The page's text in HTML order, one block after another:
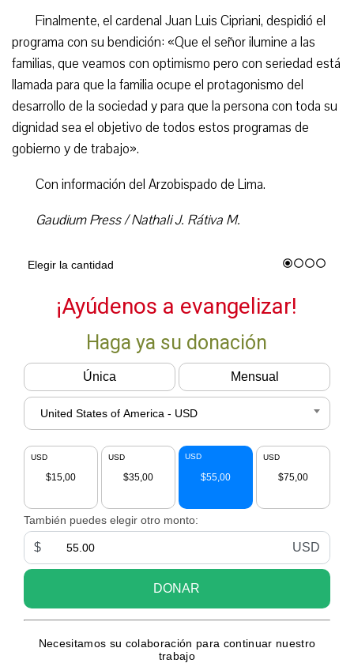
Finalmente, el cardenal Juan Luis Cipriani, despidió el
programa con su bendición: «Que el señor ilumine a las
familias, que veamos con optimismo pero con seriedad está
llamada para que la familia ocupe el protagonismo del
desarrollo de la sociedad y para que la persona con toda su
dignidad sea el objetivo de todos estos programas de
gobierno y de trabajo».
Con información del Arzobispado de Lima.
Gaudium Press / Nathali J. Rátiva M.